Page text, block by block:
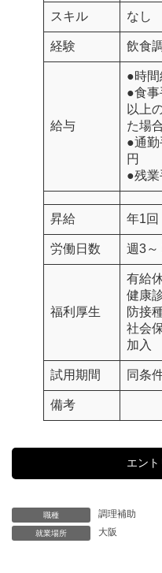
スキル なし
経験 飲食
給与
●時間
●食
以上
た場合
●通
円
●残
昇給 年1回
労働日数 週3～
福利厚生
有給
健康
防接
社会
加入
試用期間 同条
備考
エン
職種 調理補助
就業場所 大阪